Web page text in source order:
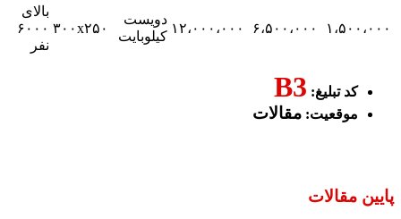
۶،۵۰۰،۰۰۰ ۱۲،۰۰۰،۰۰۰
کیلوبایت
۳۰۰x۲۵۰
۶۰۰۰
تبلیغ: B3
مقالات